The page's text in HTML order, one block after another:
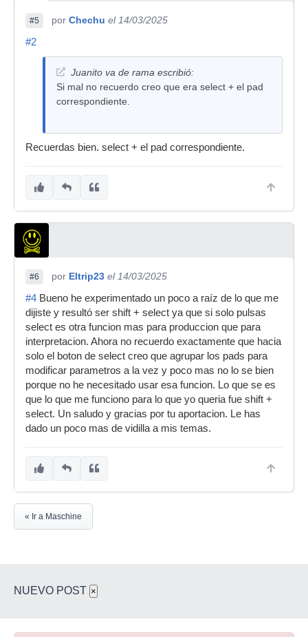
#5 por Chechu el 14/03/2025
#2
Juanito va de rama escribió:
Si mal no recuerdo creo que era select + el pad
correspondiente.
Recuerdas bien. select + el pad correspondiente.
#6 por Eltrip23 el 14/03/2025
#4 Bueno he experimentado un poco a raíz de lo que me
dijiste y resultó ser shift + select ya que si solo pulsas
select es otra funcion mas para produccion que para
interpretacion. Ahora no recuerdo exactamente que hacia
solo el boton de select creo que agrupar los pads para
modificar parametros a la vez y poco mas no lo se bien
porque no he necesitado usar esa funcion. Lo que se es
que lo que me funciono para lo que yo queria fue shift +
select. Un saludo y gracias por tu aportacion. Le has
dado un poco mas de vidilla a mis temas.
« Ir a Maschine
NUEVO POST ×